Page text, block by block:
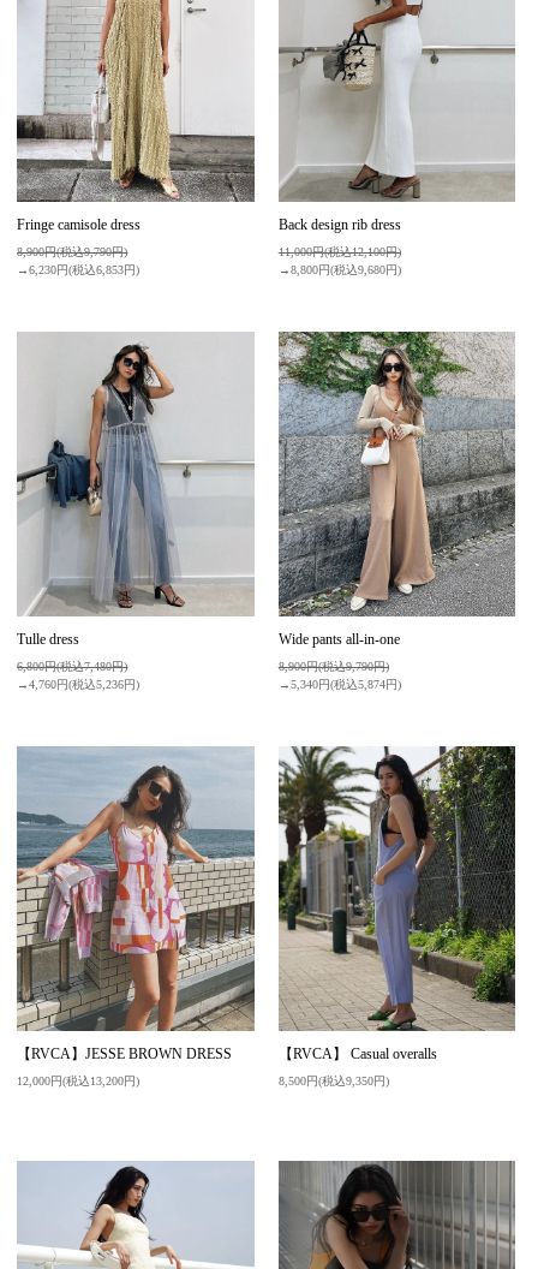
Fringe camisole dress
8,900円(税込9,790円)
→6,230円(税込6,853円)
Back design rib dress
11,000円(税込12,100円)
→8,800円(税込9,680円)
Tulle dress
6,800円(税込7,480円)
→4,760円(税込5,236円)
Wide pants all-in-one
8,900円(税込9,790円)
→5,340円(税込5,874円)
【RVCA】JESSE BROWN DRESS
12,000円(税込13,200円)
【RVCA】 Casual overalls
8,500円(税込9,350円)